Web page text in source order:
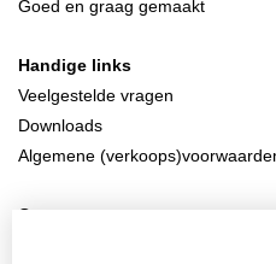
Goed en graag gemaakt
Handige links
Veelgestelde vragen
Downloads
Algemene
Contacteer ons